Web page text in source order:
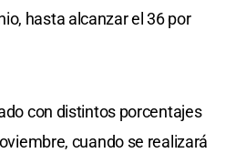
hasta alcanzar el 36 por
con distintos porcentajes
cuando se realizará